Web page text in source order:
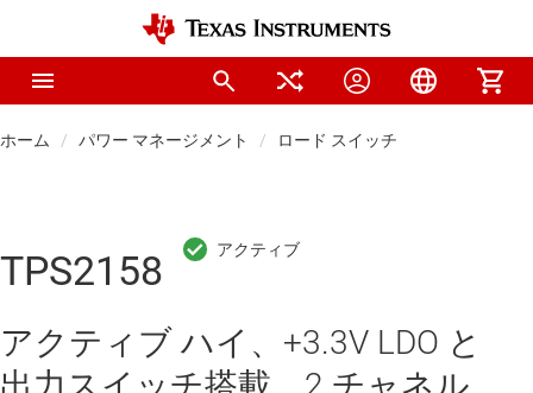
ホーム パワー マネージメント ロード スイッチ
TPS2158
アクティブ ハイ、+3.3V LDO と